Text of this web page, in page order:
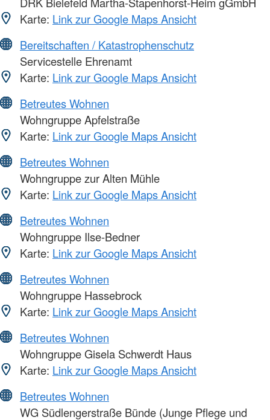
Karte: Link zur Google Maps Ansicht
Bereitschaften / Katastrophenschutz
Servicestelle Ehrenamt
Karte: Link zur Google Maps Ansicht
Betreutes Wohnen
Wohngruppe Apfelstraße
Karte: Link zur Google Maps Ansicht
Betreutes Wohnen
Wohngruppe zur Alten Mühle
Karte: Link zur Google Maps Ansicht
Betreutes Wohnen
Wohngruppe Ilse-Bedner
Karte: Link zur Google Maps Ansicht
Betreutes Wohnen
Wohngruppe Hassebrock
Karte: Link zur Google Maps Ansicht
Betreutes Wohnen
Wohngruppe Gisela Schwerdt Haus
Karte: Link zur Google Maps Ansicht
Betreutes Wohnen
WG Südlengerstraße Bünde (Junge Pflege und